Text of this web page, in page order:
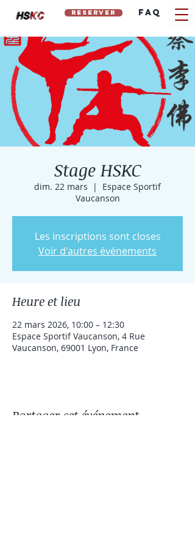
hskc reserver FAQ
Stage HSKC
dim. 22 mars
  |
Espace Sportif
Vaucanson
Les inscriptions sont closes
Voir d'autres événements
Heure et lieu
22 mars 2026, 10:00 – 12:30
Espace Sportif Vaucanson, 4 Rue
Vaucanson, 69001 Lyon, France
Partager cet événement